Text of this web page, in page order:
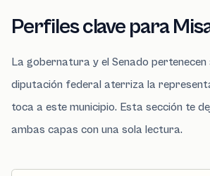
Perfiles clave para
La gobernatura y el Senado
diputación federal aterriza la
toca a este municipio. Esta sección te
ambas capas con una sola lectura.